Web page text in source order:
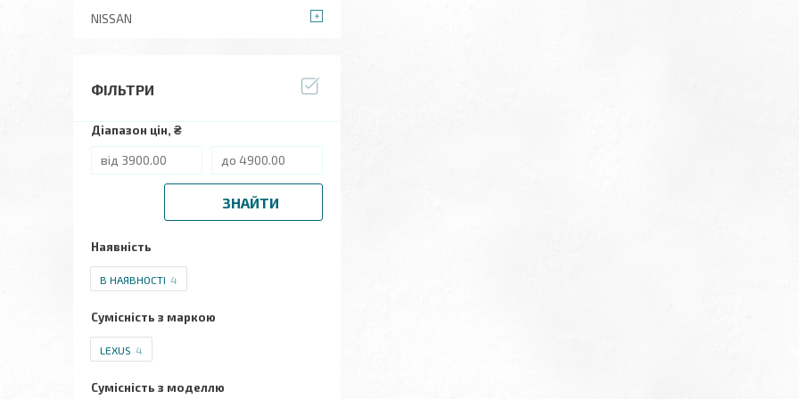
NISSAN
ФІЛЬТРИ
Діапазон цін, ₴
ЗНАЙТИ
Наявність
В НАЯВНОСТІ 4
Сумісність з маркою
LEXUS 4
Сумісність з моделлю